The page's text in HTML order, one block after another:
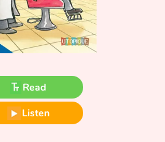
poetry
kings, queens and dragons
Read
Listen